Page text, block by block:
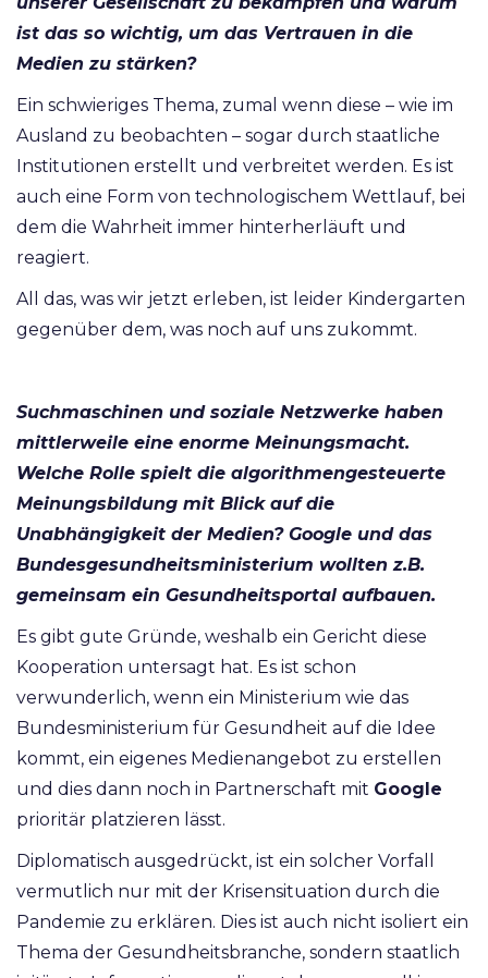
ist das so wichtig, um das Vertrauen in die
Medien zu stärken?
Ein schwieriges Thema, zumal wenn diese – wie im
Ausland zu beobachten – sogar durch staatliche
Institutionen erstellt und verbreitet werden. Es ist
auch eine Form von technologischem Wettlauf, bei
dem die Wahrheit immer hinterherläuft und
reagiert.
All das, was wir jetzt erleben, ist leider Kindergarten
gegenüber dem, was noch auf uns zukommt.
Suchmaschinen und soziale Netzwerke haben
mittlerweile eine enorme Meinungsmacht.
Welche Rolle spielt die algorithmengesteuerte
Meinungsbildung mit Blick auf die
Unabhängigkeit der Medien? Google und das
Bundesgesundheitsministerium wollten z.B.
gemeinsam ein Gesund­heitsportal aufbauen.
Es gibt gute Gründe, weshalb ein Gericht diese
Kooperation untersagt hat. Es ist schon
verwunderlich, wenn ein Ministerium wie das
Bundesministerium für Gesundheit auf die Idee
kommt, ein eigenes Medienangebot zu erstellen
und dies dann noch in Partnerschaft mit Google
prioritär platzieren lässt.
Diplomatisch ausgedrückt, ist ein solcher Vorfall
vermutlich nur mit der Krisensituation durch die
Pandemie zu erklären. Dies ist auch nicht isoliert ein
Thema der Gesundheitsbranche, sondern staatlich